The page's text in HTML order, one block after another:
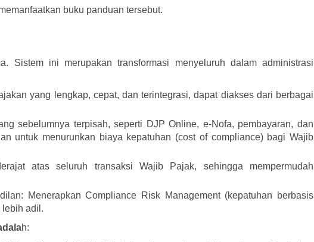
buku panduan tersebut.
Sistem ini merupakan transformasi menyeluruh dalam administrasi
yang lengkap, cepat, dan terintegrasi, dapat diakses dari berbagai
sebelumnya terpisah, seperti DJP Online, e-Nofa, pembayaran, dan
untuk menurunkan biaya kepatuhan (cost of compliance) bagi Wajib
atas seluruh transaksi Wajib Pajak, sehingga mempermudah
Menerapkan Compliance Risk Management (kepatuhan berbasis
lebih adil.
h: